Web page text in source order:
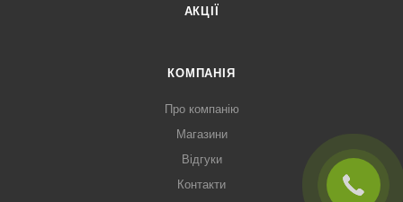
АКЦІЇ
КОМПАНІЯ
Про компанію
Магазини
Відгуки
Контакти